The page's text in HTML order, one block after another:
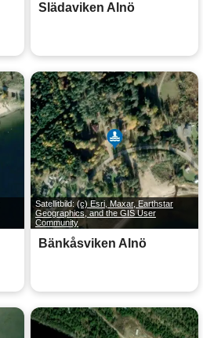
Slädaviken Alnö
Satellitbild: (c) Esri, Maxar, Earthstar
Geographics, and the GIS User
Community
Bänkåsviken Alnö